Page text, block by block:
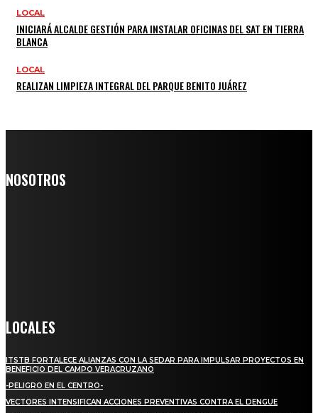
LOCAL
INICIARÁ ALCALDE GESTIÓN PARA INSTALAR OFICINAS DEL SAT EN TIERRA
BLANCA
LOCAL
REALIZAN LIMPIEZA INTEGRAL DEL PARQUE BENITO JUÁREZ
NOSOTROS
LOCALES
ITSTB FORTALECE ALIANZAS CON LA SEDAR PARA IMPULSAR PROYECTOS EN
BENEFICIO DEL CAMPO VERACRUZANO
-PELIGRO EN EL CENTRO-
VECTORES INTENSIFICAN ACCIONES PREVENTIVAS CONTRA EL DENGUE